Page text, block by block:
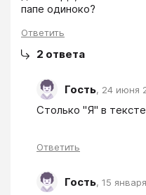
папе одиноко?
Ответить
2 ответа
Гость, 24 июня
Столько "Я" в
Ответить
Гость, 15